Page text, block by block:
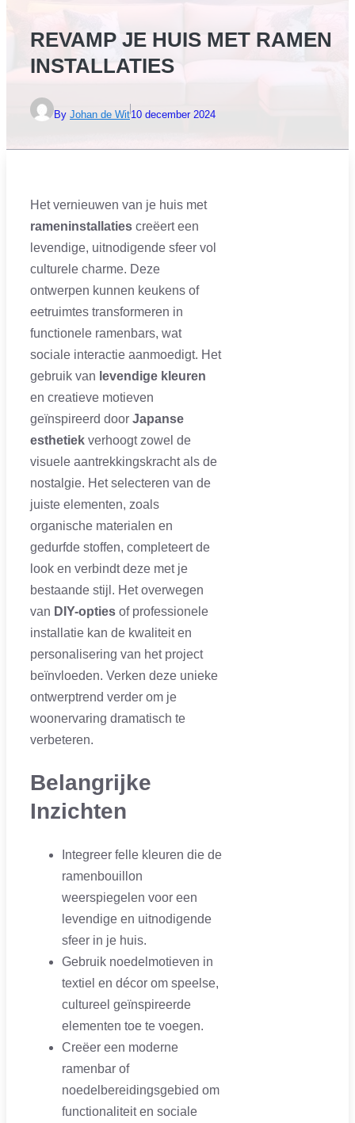
REVAMP JE HUIS MET RAMEN
INSTALLATIES
By Johan de Wit10 december 2024
Het vernieuwen van je huis met
rameninstallaties creëert een
levendige, uitnodigende sfeer vol
culturele charme. Deze
ontwerpen kunnen keukens of
eetruimtes transformeren in
functionele ramenbars, wat
sociale interactie aanmoedigt. Het
gebruik van levendige kleuren
en creatieve motieven
geïnspireerd door Japanse
esthetiek verhoogt zowel de
visuele aantrekkingskracht als de
nostalgie. Het selecteren van de
juiste elementen, zoals
organische materialen en
gedurfde stoffen, completeert de
look en verbindt deze met je
bestaande stijl. Het overwegen
van DIY-opties of professionele
installatie kan de kwaliteit en
personalisering van het project
beïnvloeden. Verken deze unieke
ontwerptrend verder om je
woonervaring dramatisch te
verbeteren.
Belangrijke
Inzichten
Integreer felle kleuren die de
ramenbouillon
weerspiegelen voor een
levendige en uitnodigende
sfeer in je huis.
Gebruik noedelmotieven in
textiel en décor om speelse,
cultureel geïnspireerde
elementen toe te voegen.
Creëer een moderne
ramenbar of
noedelbereidingsgebied om
functionaliteit en sociale